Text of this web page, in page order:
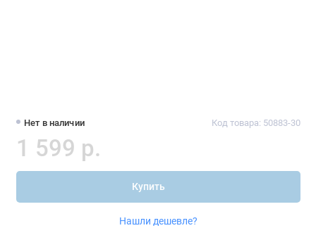
Нет в наличии Код товара: 50883-30
1 599 р.
Купить
Нашли дешевле?